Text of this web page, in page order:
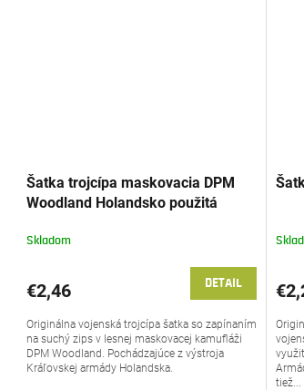
Šatka trojcípa maskovacia DPM
Woodland Holandsko použitá
Skladom
€2,46 DETAIL
Originálna vojenská trojcípa šatka so zapínaním
na suchý zips v lesnej maskovacej kamufláži
DPM Woodland. Pochádzajúce z výstroja
Kráľovskej armády Holandska.
tiež...